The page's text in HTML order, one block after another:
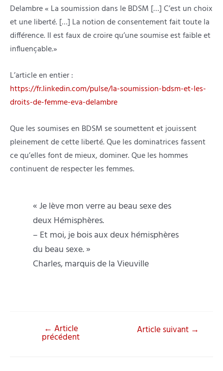
Delambre « La soumission dans le BDSM […] C’est un choix
et une liberté. […] La notion de consentement fait toute la
différence. Il est faux de croire qu’une soumise est faible et
influençable.»
L’article en entier :
https://fr.linkedin.com/pulse/la-soumission-bdsm-et-les-
droits-de-femme-eva-delambre
Que les soumises en BDSM se soumettent et jouissent
pleinement de cette liberté. Que les dominatrices fassent
ce qu’elles font de mieux, dominer. Que les hommes
continuent de respecter les femmes.
« Je lève mon verre au beau sexe des
deux Hémisphères.
– Et moi, je bois aux deux hémisphères
du beau sexe. »
Charles, marquis de la Vieuville
Navigation← Article
précédent
Article suivant →